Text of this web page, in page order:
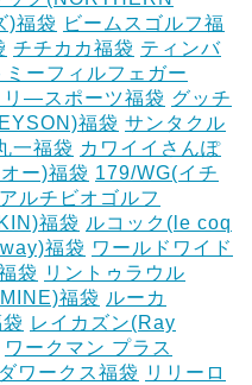
)福袋 ビームスゴルフ福
チチカカ福袋 ティンバ
ミーフィルフェガー
リ―スポーツ福袋 グッチ
福袋 サンタクル
一福袋 カワイイさんぽ
ー)福袋 179/WG(イチ
アルチビオゴルフ
福袋 ルコック(le coq
福袋 ワールドワイド
袋 リントゥラウル
福袋 ルーカ
レイカズン(Ray
ワークマン プラス
ワークス福袋 リリーロ